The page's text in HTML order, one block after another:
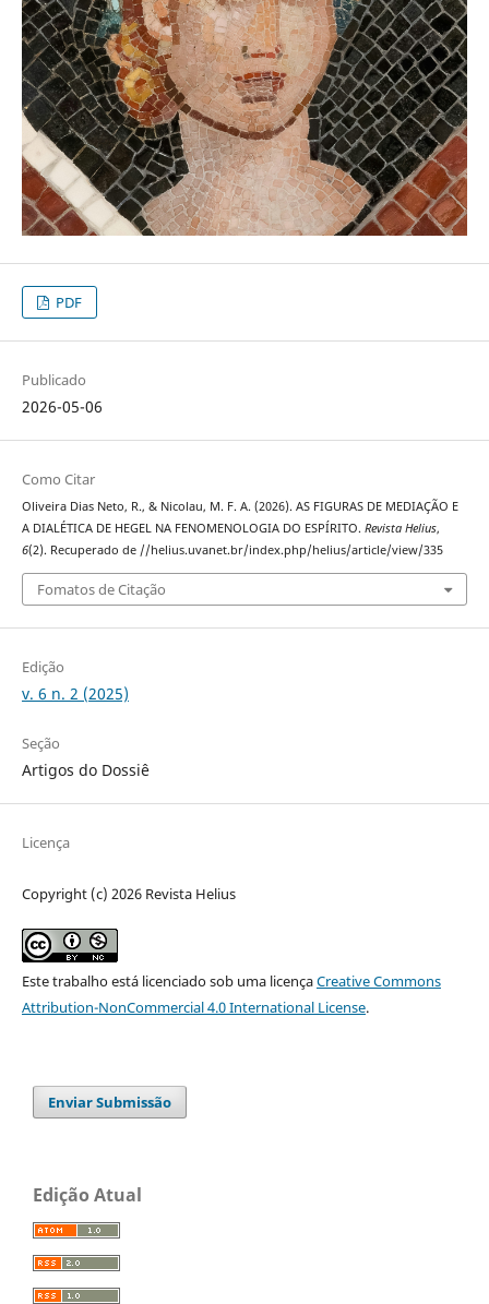
PDF
Publicado
2026-05-06
Como Citar
Oliveira Dias Neto, R., & Nicolau, M. F. A. (2026). AS FIGURAS DE MEDIAÇÃO E
A DIALÉTICA DE HEGEL NA FENOMENOLOGIA DO ESPÍRITO. Revista Helius,
6(2). Recuperado de //helius.uvanet.br/index.php/helius/article/view/335
Fomatos de Citação
Edição
v. 6 n. 2 (2025)
Seção
Artigos do Dossiê
Licença
Copyright (c) 2026 Revista Helius
Este trabalho está licenciado sob uma licençaCreative Commons
Attribution-NonCommercial 4.0 International License.
Enviar Submissão
Edição Atual